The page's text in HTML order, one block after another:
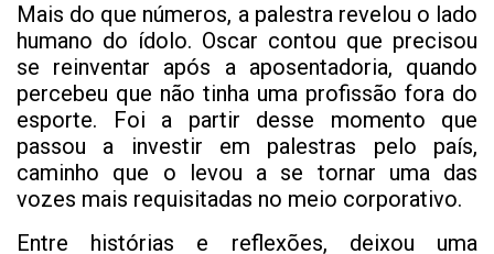
Mais do que números, a palestra revelou o lado
humano do ídolo. Oscar contou que precisou
se reinventar após a aposentadoria, quando
percebeu que não tinha uma profissão fora do
esporte. Foi a partir desse momento que
passou a investir em palestras pelo país,
caminho que o levou a se tornar uma das
vozes mais requisitadas no meio corporativo.
Entre histórias e reflexões, deixou uma